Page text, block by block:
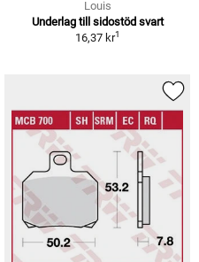
Louis
Underlag till sidostöd svart
16,37 kr1